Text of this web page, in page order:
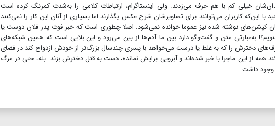
خیلی کم با هم حرف می‌زدند. ولی اینستاگرام، ارتباطات کلامی را به‌شدت کمرنگ کرده است
این‌که کاربران می‌توانند برای تصاویرشان شرح عکس بگذارند اما بسیاری از آنان این کار را نمی‌کنند
کپشن‌های نوشته شده نیز عموما خوانده نمی‌شود. اصلا چطوری است که خبر فوت پدر فلان دوست یا
به‌عبارتی متن و گفت‌وگو دارد بین ما آدم‌ها از بین می‌رود و این بلایی است که همین شبکه‌های
دخترش را که به غلط یا درست می‌خواهد با پسری چندسال بزرگ‌تر از خودش ازدواج کند در فضای
همه از این ماجرا با خبر شده‌اند و آبرویی برایش نمانده، دست به قتل دخترش بزند. بله، حتی در مرگ
وجود داشت.